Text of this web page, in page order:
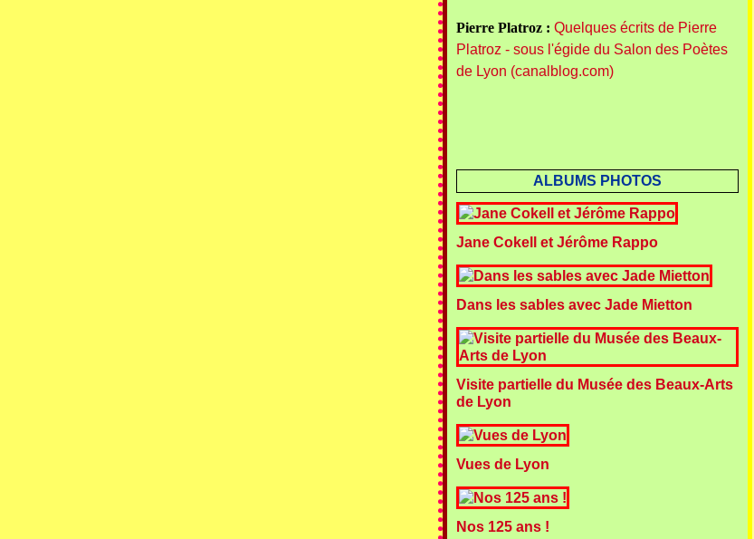
Pierre Platroz : Quelques écrits de Pierre
Platroz - sous l'égide du Salon des Poètes
de Lyon (canalblog.com)
ALBUMS PHOTOS
Jane Cokell et Jérôme Rappo
Dans les sables avec Jade Mietton
Visite partielle du Musée des Beaux-Arts
de Lyon
Vues de Lyon
Nos 125 ans !